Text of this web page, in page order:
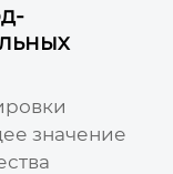
значение